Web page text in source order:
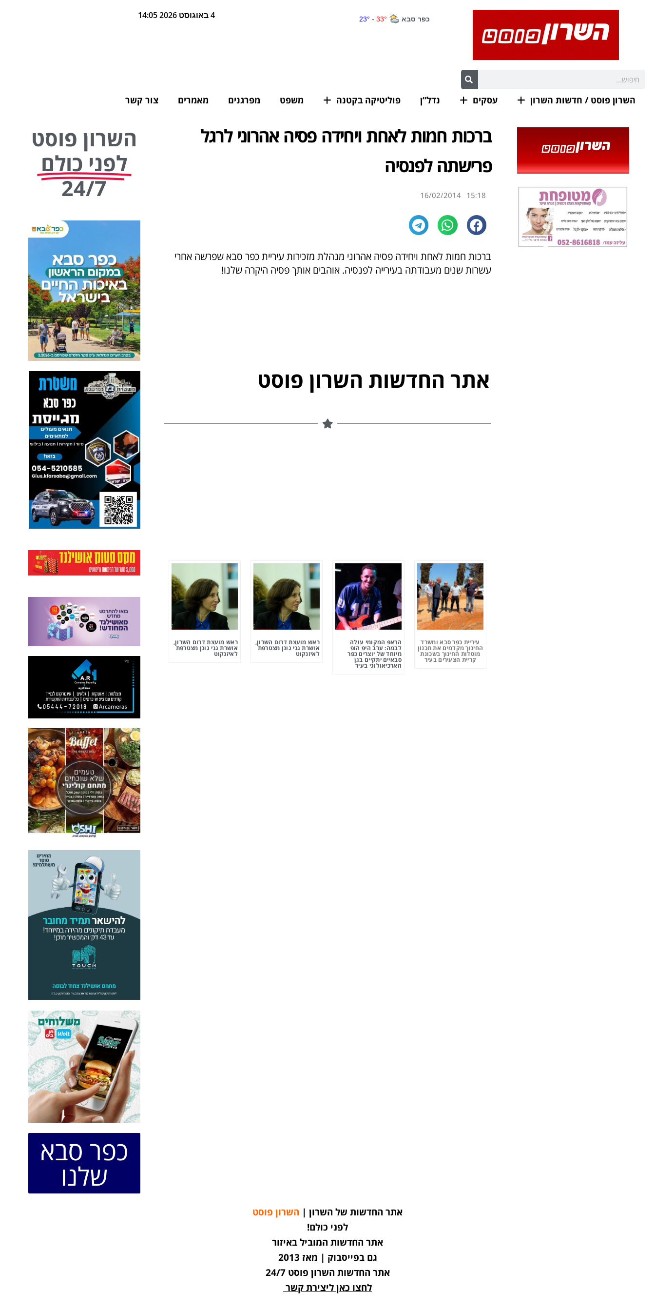
4 באוגוסט 2026 14:05
השרון פוסט / חדשות השרון עסקים נדל”ן פוליטיקה בקטנה משפט מפרגנים מאמרים צור קשר
ברכות חמות לאחת ויחידה פסיה אהרוני לרגל
פרישתה לפנסיה
15:18
16/02/2014
ברכות חמות לאחת ויחידה פסיה אהרוני מנהלת מזכירות עיריית כפר סבא שפרשה אחרי
עשרות שנים מעבודתה בעירייה לפנסיה. אוהבים אותך פסיה היקרה שלנו!
אתר החדשות השרון פוסט ניכולם
עיריית כפר סבא ומשרד
החינוך מקדמים את תכנון
מוסדות החינוך בשכונת
קריית הצעירים בעיר
הראפ המקומי עולה
לבמה: ערב היפ הופ
מיוחד של יוצרים כפר
סבאיים יתקיים בגן
הארכיאולוגי בעיר
ראש מועצת דרום השרון,
אושרת גני גונן מצטרפת
לאיזנקוט
ראש מועצת דרום השרון,
אושרת גני גונן מצטרפת
לאיזנקוט
השרון פוסט
לפני כולם
24/7
כפר סבא
שלנו
אתר החדשות של השרון | השרון פוסט
לפני כולם!
אתר החדשות המוביל באיזור
גם בפייסבוק | מאז 2013
אתר החדשות השרון פוסט 24/7
לחצו כאן ליצירת קשר